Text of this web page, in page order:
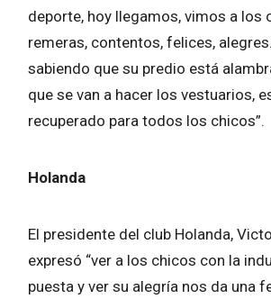
deporte, hoy llegamos, vimos a los
remeras, contentos, felices,
sabiendo que su predio está
que se van a hacer los vestuarios,
recuperado para todos los chicos”.
Holanda
El presidente del club Holanda,
expresó “ver a los chicos con la
puesta y ver su alegría nos da una